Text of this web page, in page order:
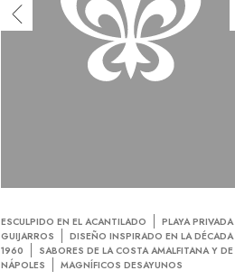
ESCULPIDO EN EL ACANTILADO
PLAYA
GUIJARROS
DISEÑO INSPIRADO EN LA
1960
SABORES DE LA COSTA AMALFITANA Y DE
NÁPOLES
MAGNÍFICOS DESAYUNOS